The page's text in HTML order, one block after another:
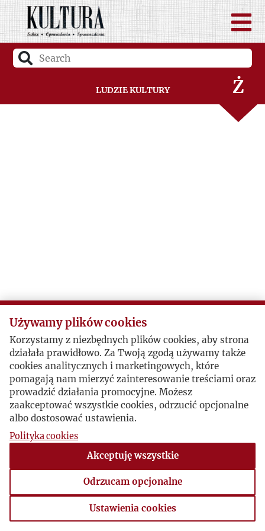
Ludzie Kultury
W
Z
Ż
Używamy plików cookies
Korzystamy z niezbędnych plików cookies, aby strona
działała prawidłowo. Za Twoją zgodą używamy także
cookies analitycznych i marketingowych, które
pomagają nam mierzyć zainteresowanie treściami oraz
prowadzić działania promocyjne. Możesz
zaakceptować wszystkie cookies, odrzucić opcjonalne
albo dostosować ustawienia.
Polityka cookies
Akceptuję wszystkie
Odrzucam opcjonalne
Ustawienia cookies
Ustawienia cookies